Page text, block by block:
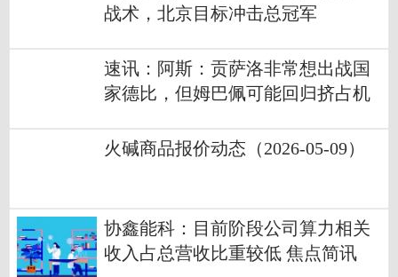
战术，北京目标冲击总冠军
速讯：阿斯：贡萨洛非常想出战国
家德比，但姆巴佩可能回归挤占机
火碱商品报价动态（2026-05-09）
协鑫能科：目前阶段公司算力相关
收入占总营收比重较低 焦点简讯